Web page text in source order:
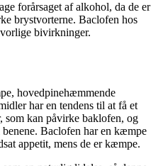
forårsaget af alkohol, da de er
brystvorterne. Baclofen hos
bivirkninger.
hovedpinehæmmende
har en tendens til at få et
kan påvirke baklofen, og
Baclofen har en kæmpe
appetit, mens de er kæmpe.